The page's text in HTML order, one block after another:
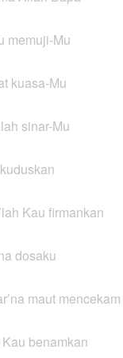
memuji-Mu
kuasa-Mu
sinar-Mu
Kau firmankan
dosaku
maut mencekam
benamkan